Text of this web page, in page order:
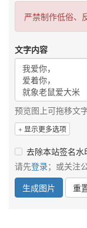
严禁制作低俗、
文字内容
预览图上可拖移文
显示更多选项
去除本站签名水
请先登录；或关注
生成图片
重